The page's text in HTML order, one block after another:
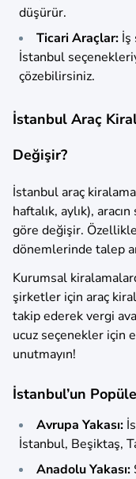
düşürür.
Ticari Araçlar: İş
İstanbul
çözebilirsiniz.
İstanbul Araç
Değişir?
İstanbul araç
haftalık, aylık),
göre değişir.
dönemlerinde talep
Kurumsal
şirketler için araç
takip ederek vergi
ucuz seçenekler için
unutmayın!
İstanbul’un
Avrupa Yakası:
İstanbul, Beşiktaş,
Anadolu Yakası: